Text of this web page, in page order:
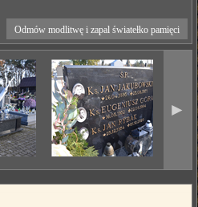
Odmów modlitwę i zapal światełko pamięci
►